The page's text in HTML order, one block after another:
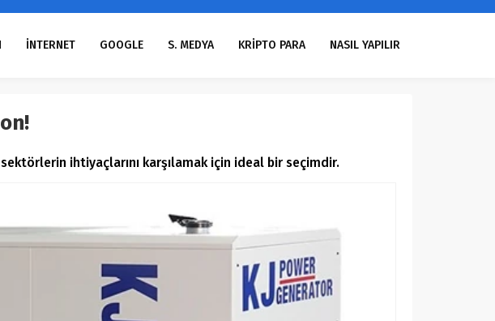
İNTERNET GOOGLE S. MEDYA KRİPTO PARA NASIL YAPILIR
sektörlerin ihtiyaçlarını karşılamak için ideal bir seçimdir.